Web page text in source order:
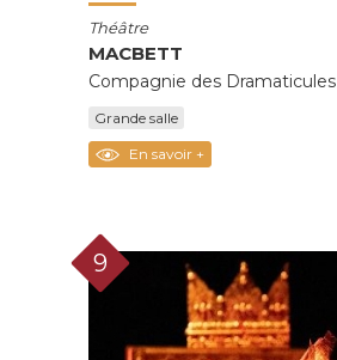
Théâtre
MACBETT
Compagnie des Dramaticules
Grande salle
En savoir +
9